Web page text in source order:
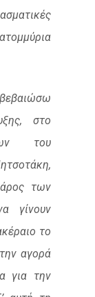
στο
του
των
γίνουν
το
αγορά
για την